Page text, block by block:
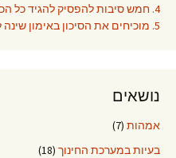
4. חמש סיבות להפסיק להגיד כל הכבוד!
5. מוכיחים את הסיכון באימון שינה לתינוקות
נושאים
אמהות (7)
בעיות במערכת החינוך (18)